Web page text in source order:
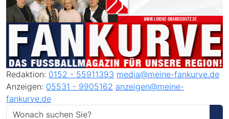
Redaktion: 0152 - 55911393 media@meine-fankurve.de
Anzeigen: 05531 - 9905162 anzeigen@meine-
fankurve.de